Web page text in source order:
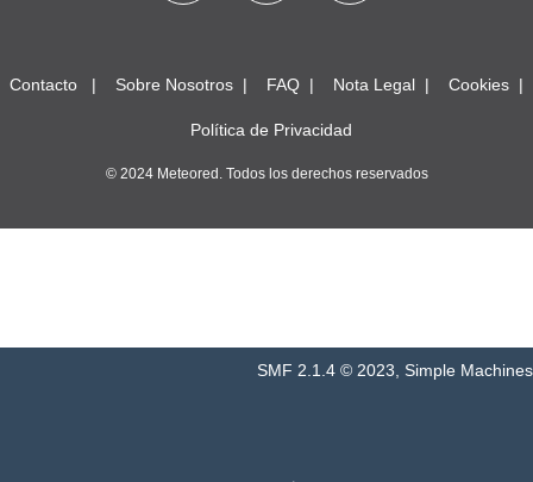
Contacto Sobre Nosotros FAQ Nota Legal Cookies
Política de Privacidad
© 2024 Meteored. Todos los derechos reservados
SMF 2.1.4 © 2023 Simple Machines